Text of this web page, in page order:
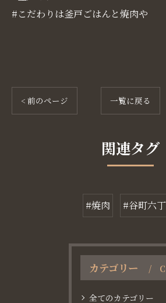
#こだわりは釜戸ごはんと焼肉や
< 前のページ 一覧に戻る
関連タグ
#焼肉 #谷町六
カテゴリー
全てのカテゴリー